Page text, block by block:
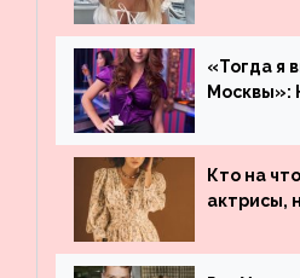
«Тогда я
Москвы»:
архивные
Кто на
актрисы,